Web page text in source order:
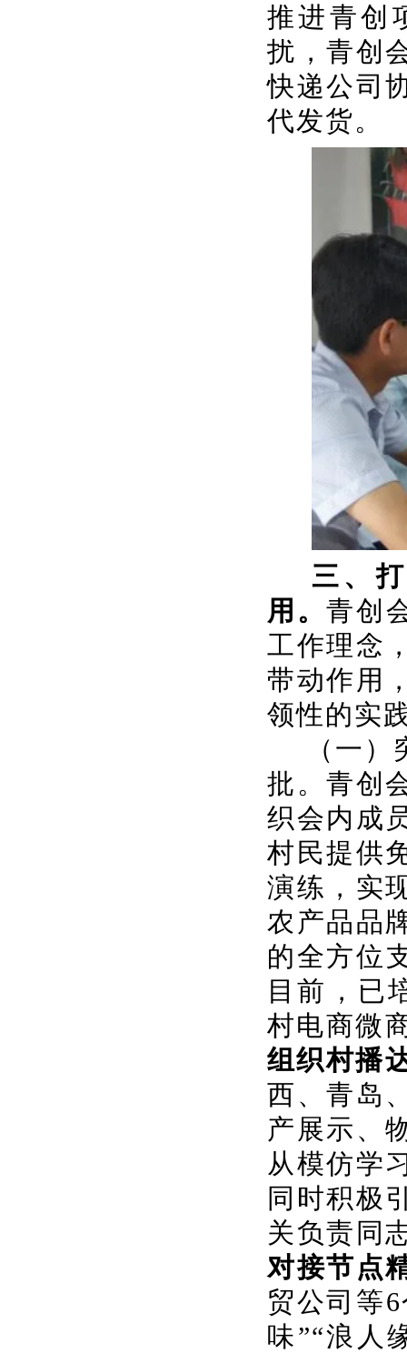
推进青创
扰，青创
快递公司
代发货。
三、
用。青创
工作理念
带动作用
领性的实
（一
批。青创
织会内成
村民提供
演练，实
农产品品
的全方位
目前，已
村电商微
组织村播
西、青岛
产展示、
从模仿学
同时积极
关负责同
对接节点
贸公司等
味”“浪人